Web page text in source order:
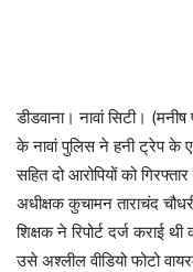
डीडवाना। नावां सिटी।
के नावां पुलिस ने हनी ट्रेप के
सहित दो आरोपियों को
अधीक्षक कुचामन ताराचंद
शिक्षक ने रिपोर्ट दर्ज कराई
उसे अश्लील वीडियो फोटो